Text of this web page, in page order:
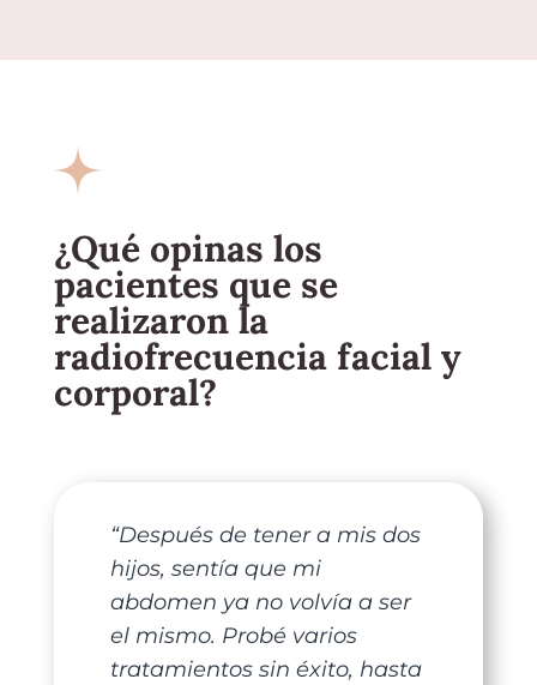
¿Qué opinas los
pacientes que se
realizaron la
radiofrecuencia facial y
corporal?
“Después de tener a mis dos
hijos, sentía que mi
abdomen ya no volvía a ser
el mismo. Probé varios
tratamientos sin éxito, hasta